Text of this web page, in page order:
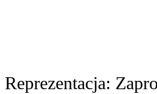
Reprezentacja: